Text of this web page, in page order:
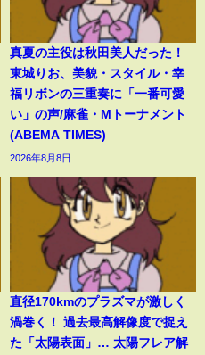
真夏の主役は秋田美人だった！
東城りお、美貌・スタイル・幸
福リボンの三重奏に「一番可愛
い」の声/麻雀・Mトーナメント
(ABEMA TIMES)
2026年8月8日
直径170kmのプラズマが激しく
渦巻く！ 過去最高解像度で捉え
た「太陽表面」… 太陽フレア解